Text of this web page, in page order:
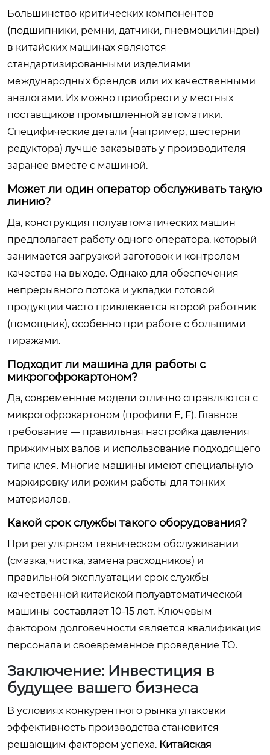
Большинство критических компонентов
(подшипники, ремни, датчики, пневмоцилиндры)
в китайских машинах являются
стандартизированными изделиями
международных брендов или их качественными
аналогами. Их можно приобрести у местных
поставщиков промышленной автоматики.
Специфические детали (например, шестерни
редуктора) лучше заказывать у производителя
заранее вместе с машиной.
Может ли один оператор обслуживать такую
линию?
Да, конструкция полуавтоматических машин
предполагает работу одного оператора, который
занимается загрузкой заготовок и контролем
качества на выходе. Однако для обеспечения
непрерывного потока и укладки готовой
продукции часто привлекается второй работник
(помощник), особенно при работе с большими
тиражами.
Подходит ли машина для работы с
микрогофрокартоном?
Да, современные модели отлично справляются с
микрогофрокартоном (профили E, F). Главное
требование — правильная настройка давления
прижимных валов и использование подходящего
типа клея. Многие машины имеют специальную
маркировку или режим работы для тонких
материалов.
Какой срок службы такого оборудования?
При регулярном техническом обслуживании
(смазка, чистка, замена расходников) и
правильной эксплуатации срок службы
качественной китайской полуавтоматической
машины составляет 10-15 лет. Ключевым
фактором долговечности является квалификация
персонала и своевременное проведение ТО.
Заключение: Инвестиция в
будущее вашего бизнеса
В условиях конкурентного рынка упаковки
эффективность производства становится
решающим фактором успеха. Китайская